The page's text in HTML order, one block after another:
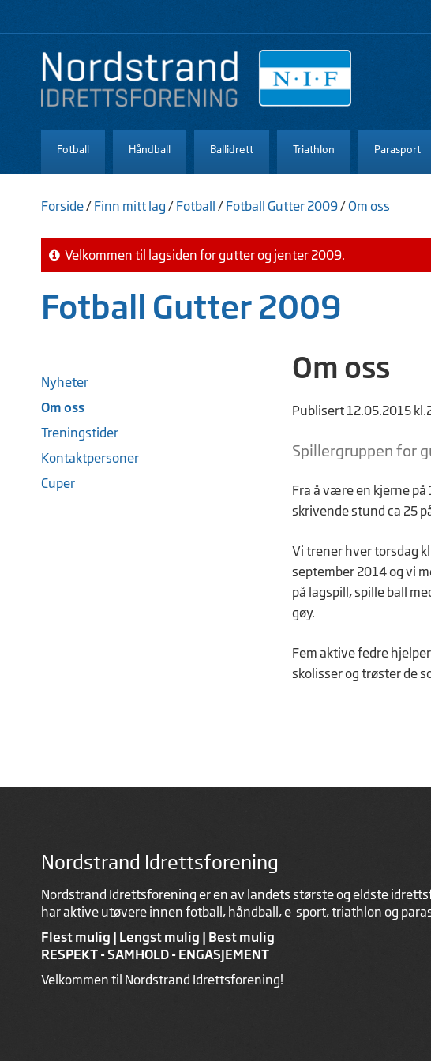
Fotball Håndball Ballidrett Triathlon Parasport
Forside/ Finn mitt lag / Fotball / Fotball Gutter 2009/Om oss
Velkommen til lagsiden for gutter og jenter 2009.
Fotball Gutter 2009
Nyheter
Om oss
Treningstider
Kontaktpersoner
Cuper
Om oss
Publisert 12.05.2015
Spillergruppen for
Fra å være en kjerne på
skrivende stund ca 25
Vi trener hver torsdag
september 2014 og vi
på lagspill, spille ball
gøy.
Fem aktive fedre
skolisser og trøster de
Nordstrand Idrettsforening
Nordstrand Idrettsforening er en av landets største og eldste
har aktive utøvere innen fotball, håndball, e-sport, triathlon og
Flest mulig | Lengst mulig | Best mulig
RESPEKT - SAMHOLD - ENGASJEMENT
Velkommen til Nordstrand Idrettsforening!